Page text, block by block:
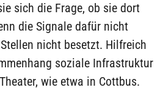
sich die Frage, ob sie dort
die Signale dafür nicht
nicht besetzt. Hilfreich
soziale Infrastruktur
wie etwa in Cottbus.